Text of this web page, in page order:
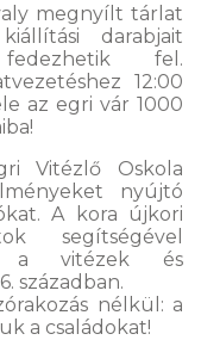
megnyílt tárlat
darabjait
fel.
12:00
az egri vár 1000
Vitézlő Oskola
nyújtó
A kora újkori
segítségével
a vitézek és
században.
nélkül: a
a családokat!